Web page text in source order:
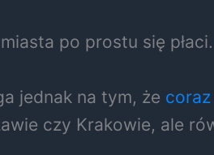
po prostu się płaci.
jednak na tym, że
czy Krakowie, ale